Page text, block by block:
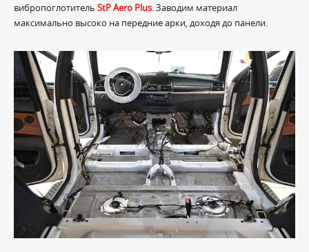
вибропоглотитель StP Aero Plus. Заводим материал
максимально высоко на передние арки, доходя до панели.